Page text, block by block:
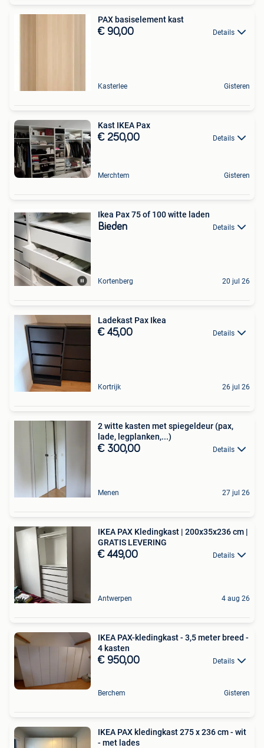
PAX basiselement kast
€ 90,00 Details
Kasterlee Gisteren
Kast IKEA Pax
€ 250,00 Details
Merchtem Gisteren
Ikea Pax 75 of 100 witte laden
Bieden Details
Kortenberg 20 jul 26
Ladekast Pax Ikea
€ 45,00 Details
Kortrijk 26 jul 26
2 witte kasten met spiegeldeur (pax,
lade, legplanken,...)
€ 300,00 Details
Menen 27 jul 26
IKEA PAX Kledingkast | 200x35x236 cm |
GRATIS LEVERING
€ 449,00 Details
Antwerpen 4 aug 26
IKEA PAX-kledingkast - 3,5 meter breed -
4 kasten
€ 950,00 Details
Berchem Gisteren
IKEA PAX kledingkast 275 x 236 cm - wit
- met lades